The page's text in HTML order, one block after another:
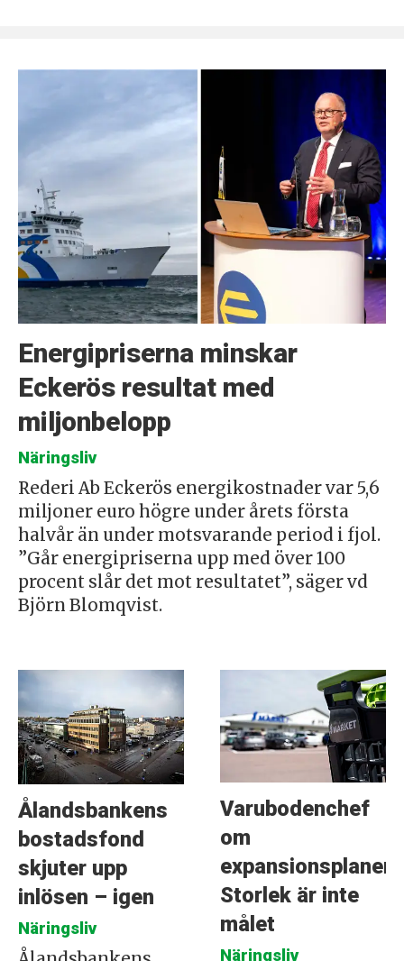
Energipriserna minskar
Eckerös resultat med
miljonbelopp
Näringsliv
Rederi Ab Eckerös energikostnader var 5,6
miljoner euro högre under årets första
halvår än under motsvarande period i fjol.
”Går energipriserna upp med över 100
procent slår det mot resultatet”, säger vd
Björn Blomqvist.
Ålandsbankens
bostadsfond
skjuter upp
inlösen – igen
Näringsliv
Varubodenchef
om
Storlek är inte
målet
Näringsliv